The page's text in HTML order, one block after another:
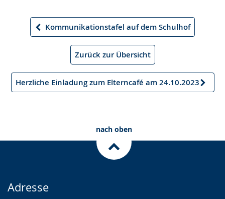
Vorheriger
Kommunikationstafel auf dem Schulhof
Zurück zur Übersicht
Herzliche Einladung zum Elterncafé am 24.10.2023
Nächster
nach oben
Adresse